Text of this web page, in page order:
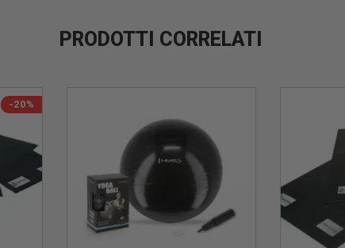
PRODOTTI CORRELATI
-20%